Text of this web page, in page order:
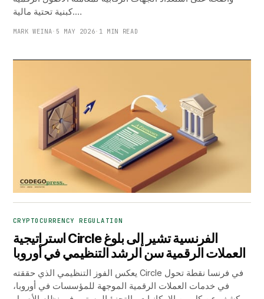
كبنية تحتية مالية.…
MARK WEINA· 5 MAY 2026· 1 MIN READ
CRYPTOCURRENCY REGULATION
استراتيجية Circle الفرنسية تشير إلى بلوغ
العملات الرقمية سن الرشد التنظيمي في أوروبا
يعكس الفوز التنظيمي الذي حققته Circle في فرنسا نقطة تحول
في خدمات العملات الرقمية الموجهة للمؤسسات في أوروبا،